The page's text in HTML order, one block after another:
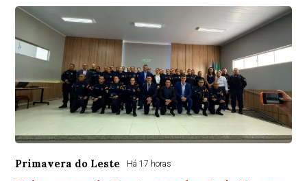
Primavera do Leste Há 17 horas